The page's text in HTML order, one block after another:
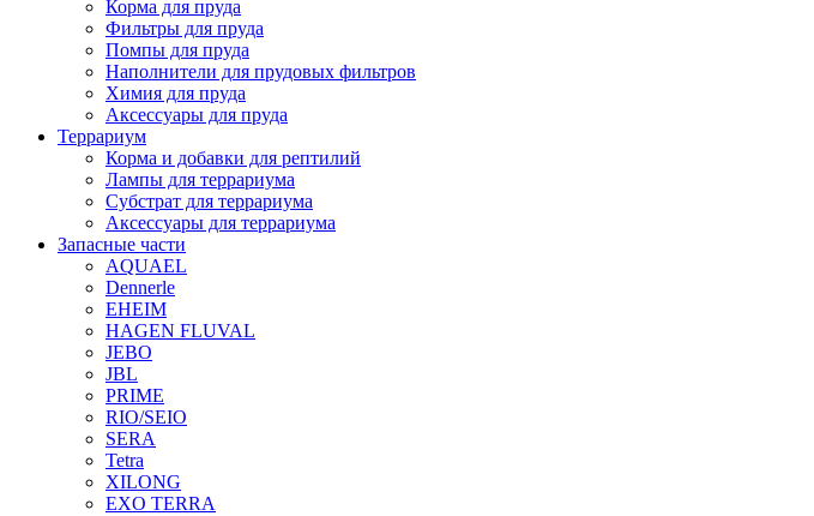
Корма для пруда
Фильтры для пруда
Помпы для пруда
Наполнители для прудовых фильтров
Химия для пруда
Аксессуары для пруда
Террариум
Корма и добавки для рептилий
Лампы для террариума
Субстрат для террариума
Аксессуары для террариума
Запасные части
AQUAEL
Dennerle
EHEIM
HAGEN FLUVAL
JEBO
JBL
PRIME
RIO/SEIO
SERA
Tetra
XILONG
EXO TERRA